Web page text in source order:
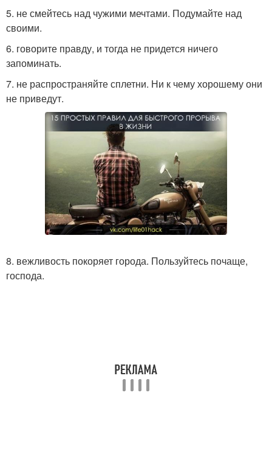
5. не смейтесь над чужими мечтами. Подумайте над
своими.
6. говорите правду, и тогда не придется ничего
запоминать.
7. не распространяйте сплетни. Ни к чему хорошему они
не приведут.
8. вежливость покоряет города. Пользуйтесь почаще,
господа.